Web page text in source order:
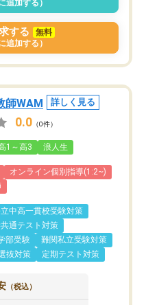
追加する）
する
無料
追加する）
師WAM 詳しく見る
0.0 （0件）
1～高3 浪人生
オンライン個別指導(1:2~)
中高一貫校受験対策
通テスト対策
部受験
難関私立受験対策
抜対策
定期テスト対策
（税込）